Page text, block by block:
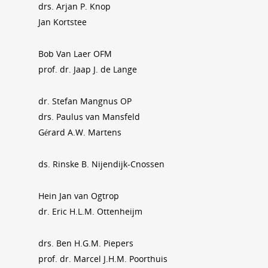
drs. Arjan P. Knop
Jan Kortstee
Bob Van Laer OFM
prof. dr. Jaap J. de Lange
dr. Stefan Mangnus OP
drs. Paulus van Mansfeld
Gérard A.W. Martens
ds. Rinske B. Nijendijk-Cnossen
Hein Jan van Ogtrop
dr. Eric H.L.M. Ottenheijm
drs. Ben H.G.M. Piepers
prof. dr. Marcel J.H.M. Poorthuis